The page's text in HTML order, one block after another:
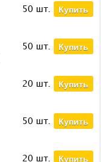
50 шт. Купить
50 шт. Купить
20 шт. Купить
50 шт. Купить
20 шт. Купить